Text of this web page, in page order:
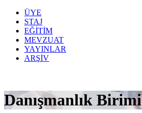
ÜYE
STAJ
EĞİTİM
MEVZUAT
YAYINLAR
ARŞİV
Danışmanlık Birimi